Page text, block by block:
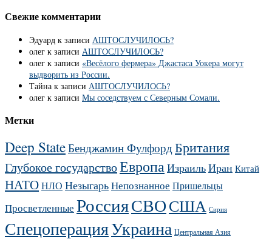
Свежие комментарии
Эдуард к записи АШТОСЛУЧИЛОСЬ?
олег к записи АШТОСЛУЧИЛОСЬ?
олег к записи «Весёлого фермера» Джастаса Уокера могут
выдворить из России.
Тайна к записи АШТОСЛУЧИЛОСЬ?
олег к записи Мы соседствуем с Северным Сомали.
Метки
Deep StateБенджамин Фулфорд Британия
Глубокое государствоЕвропаИзраильИран Китай
НАТОНЛО НезыгарьНепознанное Пришельцы
Просветленные РоссияСВОСША Сирия
СпецоперацияУкраина Центральная Азия